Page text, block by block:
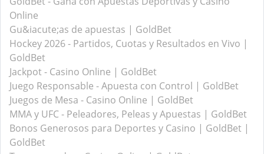
Online
Gu&iacute;as de apuestas | GoldBet
Hockey 2026 - Partidos, Cuotas y Resultados en Vivo |
GoldBet
Jackpot - Casino Online | GoldBet
Juego Responsable - Apuesta con Control | GoldBet
Juegos de Mesa - Casino Online | GoldBet
MMA y UFC - Peleadores, Peleas y Apuestas | GoldBet
Bonos Generosos para Deportes y Casino | GoldBet |
GoldBet